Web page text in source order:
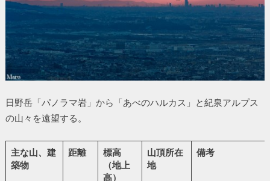
日野岳「パノラマ岩」から「あべのハルカス」と紀泉アルプス
の山々を遠望する。
主な山、建
築物
距離
標高
（地上
高）
山頂所在
地
備考